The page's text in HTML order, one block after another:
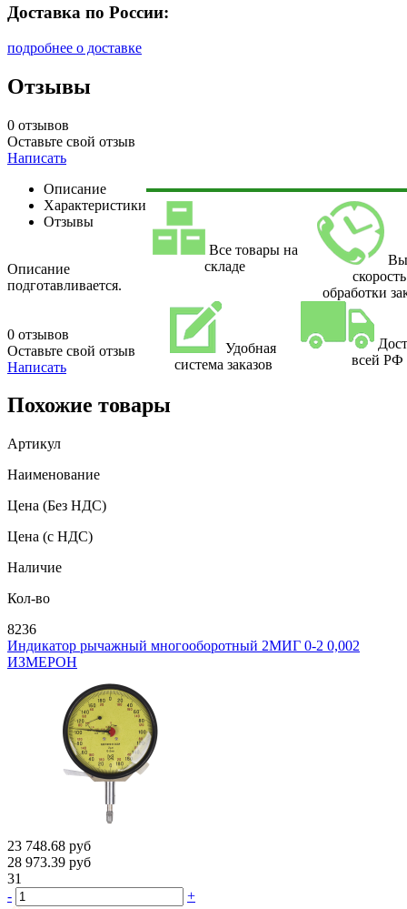
Доставка по России:
подробнее о доставке
Отзывы
0 отзывов
Оставьте свой отзыв
Написать
Описание
Характеристики
Отзывы
Описание
подготавливается.
0 отзывов
Оставьте свой отзыв
Написать
Все товары на
складе
скорость
обработки
Удобная
система заказов
всей РФ
Похожие товары
Артикул
Наименование
Цена (Без НДС)
Цена (с НДС)
Наличие
Кол-во
8236
Индикатор рычажный многооборотный 2МИГ 0-2 0,002
ИЗМЕРОН
23 748.68 руб
28 973.39 руб
31
-
+